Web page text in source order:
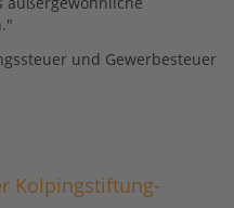
und Gewerbesteuer
Kolpingstiftung-